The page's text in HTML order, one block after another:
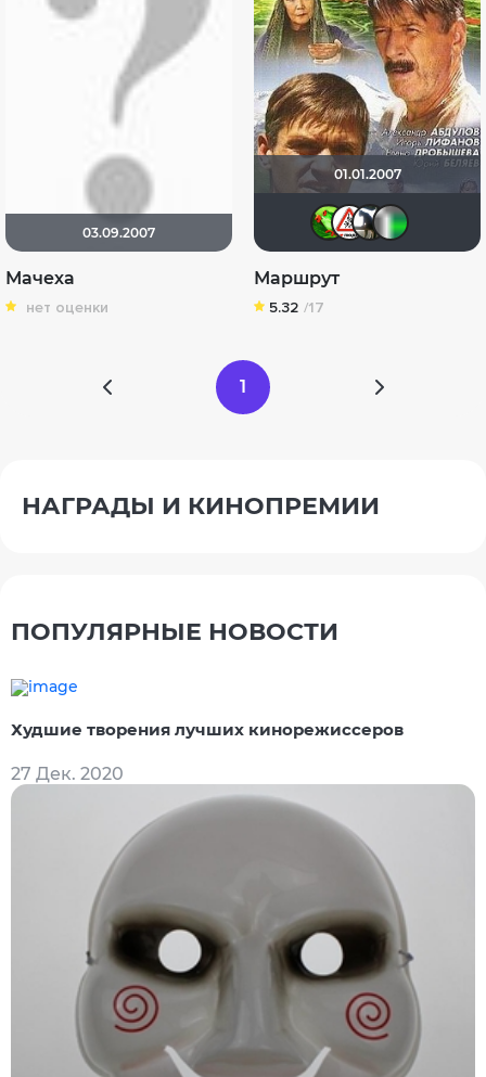
03.09.2007
Мачеха
нет оценки
01.01.2007
Маршрут
5.32 /17
1
НАГРАДЫ И КИНОПРЕМИИ
ПОПУЛЯРНЫЕ НОВОСТИ
Худшие творения лучших кинорежиссеров
27 Дек. 2020